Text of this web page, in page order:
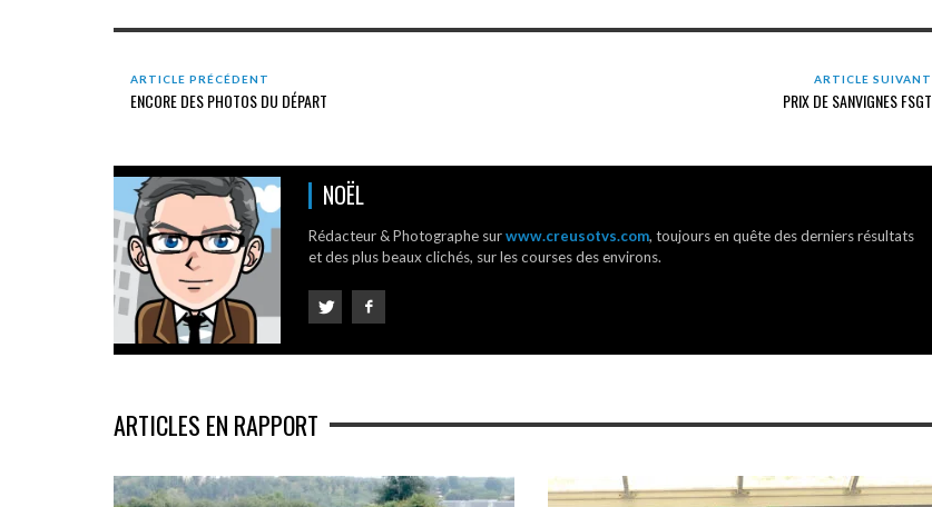
ARTICLE PRÉCÉDENT
ENCORE DES PHOTOS DU DÉPART
ARTICLE SUIVANT
PRIX DE SANVIGNES FSGT
NOËL
Rédacteur & Photographe surwww.creusotvs.com, toujours en quête des derniers résultats
et des plus beaux clichés, sur les courses des environs.
ARTICLES EN RAPPORT